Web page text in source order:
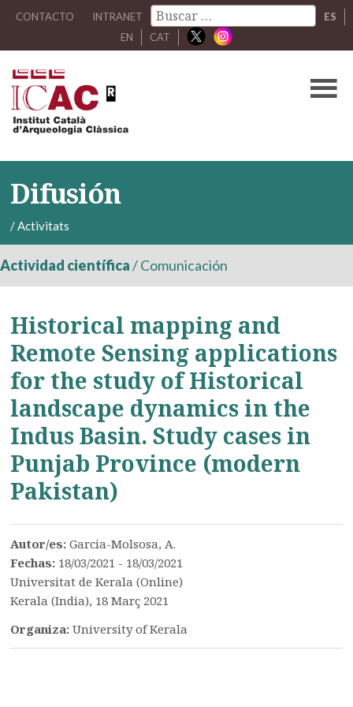
CONTACTO INTRANET
ES
EN
CAT
Difusión
/Activitats
Actividad científica/Comunicación
Historical mapping and
Remote Sensing applications
for the study of Historical
landscape dynamics in the
Indus Basin. Study cases in
Punjab Province (modern
Pakistan)
Autor/es:Garcia-Molsosa, A.
Fechas: 18/03/2021 - 18/03/2021
Universitat de Kerala (Online)
Kerala (India), 18 Març 2021
Organiza:University of Kerala